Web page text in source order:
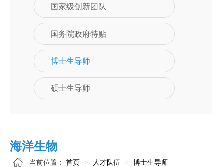
国家级创新团队
国务院政府特贴
博士生导师
硕士生导师
海洋生物
当前位置： 首页 人才队伍 博士生导师